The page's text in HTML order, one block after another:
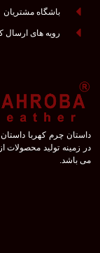
باشگاه مشتریان
رویه های ارسال
داستان چرم کهربا
در زمینه تولید
می باشد.